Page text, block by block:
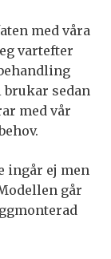
med våra
vartefter
brukar sedan
med vår
ingår ej men
går